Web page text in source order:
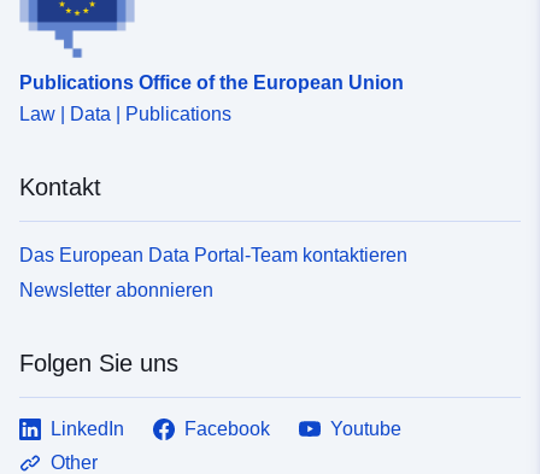
Publications Office of the European Union
Law | Data | Publications
Kontakt
Das European Data Portal-Team kontaktieren
Newsletter abonnieren
Folgen Sie uns
LinkedIn Facebook
Youtube
Other